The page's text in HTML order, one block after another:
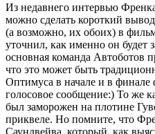
Из недавнего интервью
можно сделать короткий
(а возможно, их обоих) в
уточнил, как именно он будет
основная команда Автоботов
что это может быть
Оптимуса в начале и в
голосовое сообщение:) То же
был заморожен на плотине
приквеле. Но помните, что
Саундвейва, который, как